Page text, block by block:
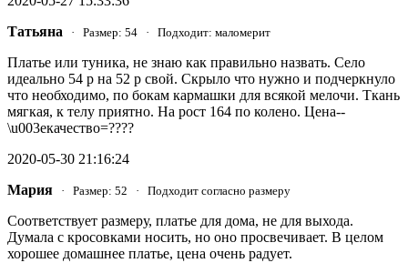
Татьяна · Размер: 54 · Подходит: маломерит
Платье или туника, не знаю как правильно назвать. Село
идеально 54 р на 52 р свой. Скрыло что нужно и подчеркнуло
что необходимо, по бокам кармашки для всякой мелочи. Ткань
мягкая, к телу приятно. На рост 164 по колено. Цена--
\u003eкачество=????
2020-05-30 21:16:24
Мария · Размер: 52 · Подходит согласно размеру
Соответствует размеру, платье для дома, не для выхода.
Думала с кросовками носить, но оно просвечивает. В целом
хорошее домашнее платье, цена очень радует.